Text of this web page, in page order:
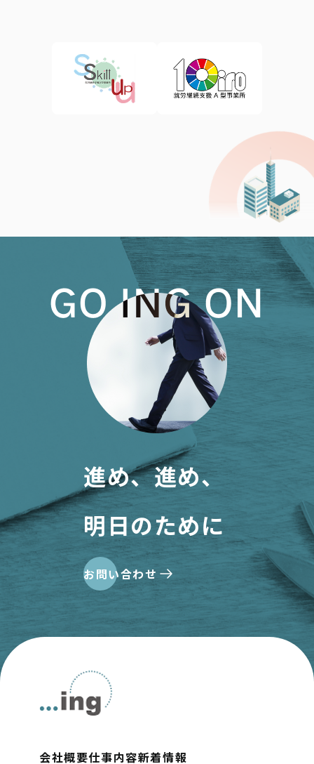
進め、進め、
明日のために
お問い合わせ
会社概要仕事内容新着情報